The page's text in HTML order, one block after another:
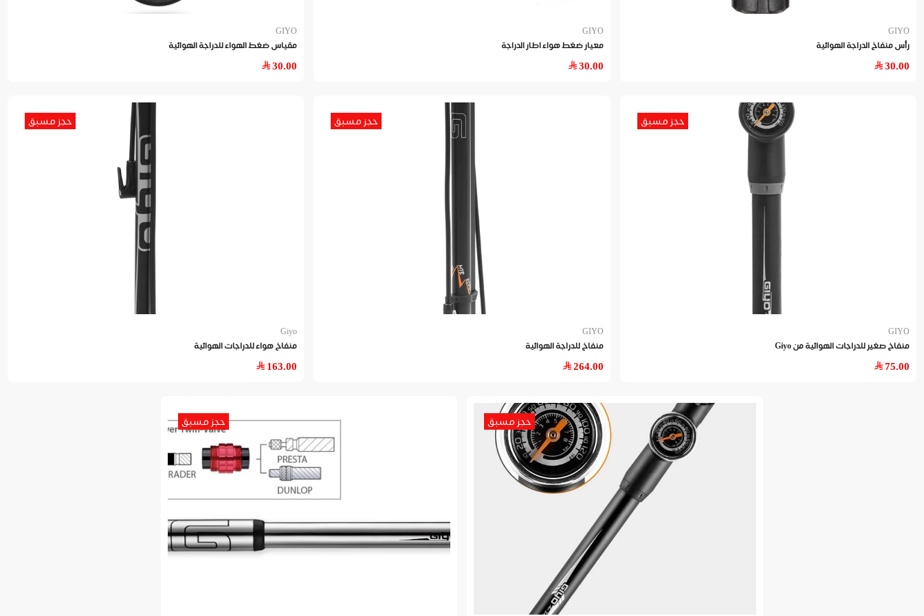
GIYO
رأس منفاخ الدراجة الهوائية
30.00
GIYO
معيار ضغط هواء اطار الدراجة
30.00
GIYO
مقياس ضغط الهواء للدراجة الهوائية
30.00
حجز مسبق
GIYO
منفاخ صغير للدراجات الهوائية من Giyo
75.00
حجز مسبق
GIYO
منفاخ للدراجة الهوائية
264.00
حجز مسبق
Giyo
منفاخ هواء للدراجات الهوائية
163.00
حجز مسبق حجز مسبق